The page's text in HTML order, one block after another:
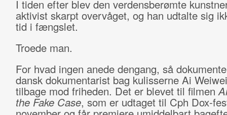
I tiden efter blev den verdensberømte
aktivist skarpt overvåget, og han udtalte sig
tid i fængslet.
Troede man.
For hvad ingen anede dengang, så
dansk dokumentarist bag kulisserne Ai
tilbage mod friheden. Det er blevet til filmen
the Fake Case, som er udtaget til Cph Dox-